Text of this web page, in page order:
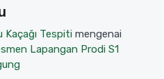
Kaçağı Tespiti mengenai
Lapangan Prodi S1